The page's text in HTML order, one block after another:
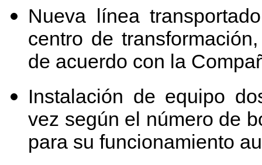
Nueva línea
centro de
de acuerdo con la
Instalación de equipo
vez según el número de
para su funcionamiento